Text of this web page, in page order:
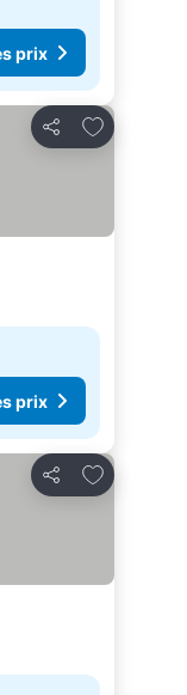
prix
Partager
Ajouter à
prix
Partager
Ajouter à